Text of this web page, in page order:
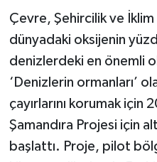
Çevre, Şehircilik ve İklim
dünyadaki oksijenin
denizlerdeki en önemli
‘Denizlerin ormanları’
çayırlarını korumak için
Şamandıra Projesi için alt
başlattı. Proje, pilot